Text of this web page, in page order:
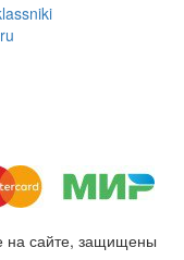
на сайте, защищены